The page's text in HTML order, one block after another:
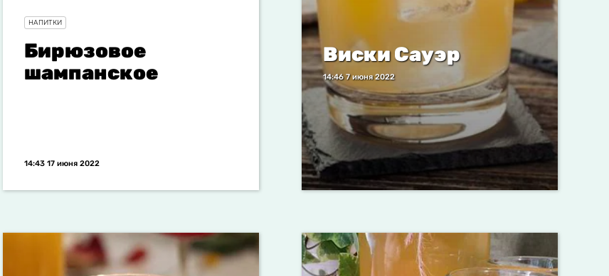
НАПИТКИ
Бирюзовое
шампанское
14:43 17 июня 2022
Виски Сауэр
14:46 7 июня 2022